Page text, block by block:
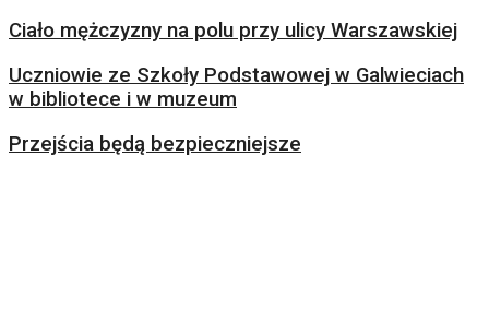
Ciało mężczyzny na polu przy ulicy Warszawskiej
Uczniowie ze Szkoły Podstawowej w Galwieciach
w bibliotece i w muzeum
Przejścia będą bezpieczniejsze